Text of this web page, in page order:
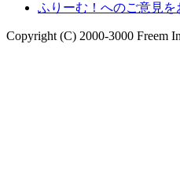
ふりーむ！へのご意見
Copyright (C) 2000-3000 Freem